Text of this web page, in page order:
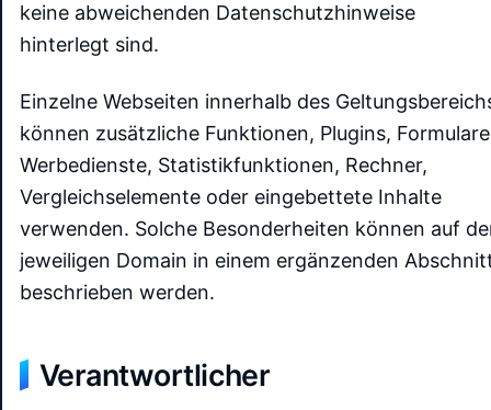
keine abweichenden Datenschutzhinweise
hinterlegt sind.
Einzelne Webseiten innerhalb des
können zusätzliche Funktionen, Plugins,
Werbedienste, Statistikfunktionen, Rechner,
Vergleichselemente oder eingebettete Inhalte
verwenden. Solche Besonderheiten können auf
jeweiligen Domain in einem ergänzenden
beschrieben werden.
Verantwortlicher